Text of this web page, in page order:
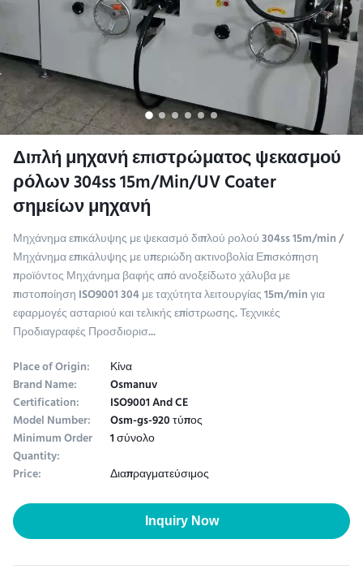
Διπλή μηχανή επιστρώματος ψεκασμού
ρόλων 304ss 15m/Min/UV Coater
σημείων μηχανή
Μηχάνημα επικάλυψης με ψεκασμό διπλού ρολού 304ss 15m/min /
Μηχάνημα επικάλυψης με υπεριώδη ακτινοβολία Επισκόπηση
προϊόντος Μηχάνημα βαφής από ανοξείδωτο χάλυβα με
πιστοποίηση ISO9001 304 με ταχύτητα λειτουργίας 15m/min για
εφαρμογές ασταριού και τελικής επίστρωσης. Τεχνικές
Προδιαγραφές Προσδιορισ...
Place of Origin:
Κίνα
Brand Name: Osmanuv
Certification: ISO9001 And CE
Model Number: Osm-gs-920 τύπος
Minimum Order
Quantity:
1 σύνολο
Price:
Διαπραγματεύσιμος
Inquiry Now